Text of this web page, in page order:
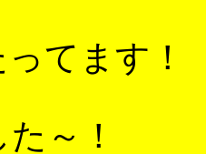
てます！
～！